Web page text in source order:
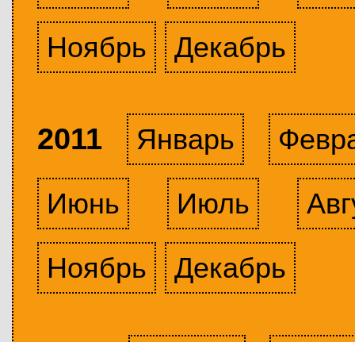
Ноябрь
Декабрь
2011 Январь
Июнь
Июль
Ноябрь
Декабрь